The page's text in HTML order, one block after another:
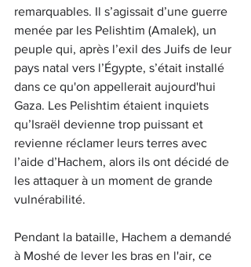
remarquables. Il s’agissait d’une guerre
menée par les Pelishtim (Amalek), un
peuple qui, après l’exil des Juifs de leur
pays natal vers l’Égypte, s’était installé
dans ce qu'on appellerait aujourd'hui
Gaza. Les Pelishtim étaient inquiets
qu’Israël devienne trop puissant et
revienne réclamer leurs terres avec
l’aide d’Hachem, alors ils ont décidé de
les attaquer à un moment de grande
vulnérabilité.
Pendant la bataille, Hachem a demandé
à Moshé de lever les bras en l'air, ce